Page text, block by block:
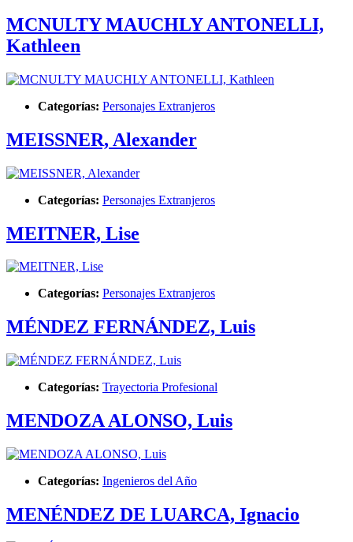
MCNULTY MAUCHLY ANTONELLI,
Kathleen
Categorías: Personajes Extranjeros
MEISSNER, Alexander
Categorías: Personajes Extranjeros
MEITNER, Lise
Categorías: Personajes Extranjeros
MÉNDEZ FERNÁNDEZ, Luis
Categorías: Trayectoria Profesional
MENDOZA ALONSO, Luis
Categorías: Ingenieros del Año
MENÉNDEZ DE LUARCA, Ignacio